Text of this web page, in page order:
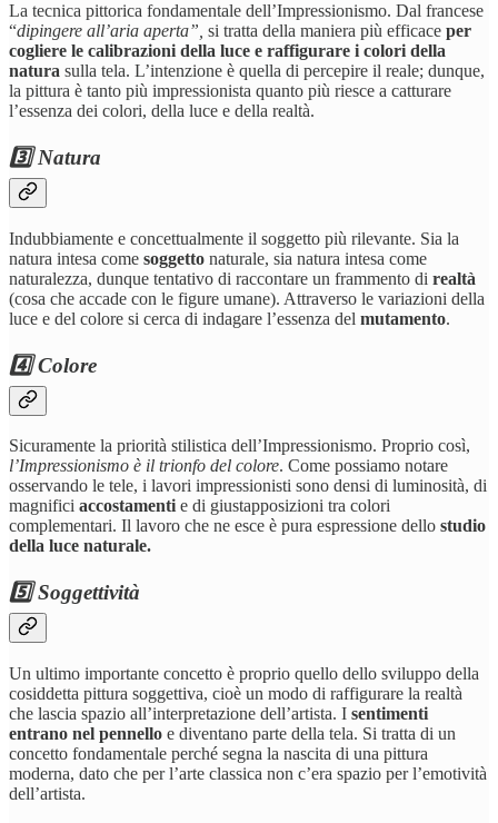
La tecnica pittorica fondamentale dell’Impressionismo. Dal francese
“dipingere all’aria aperta”, si tratta della maniera più efficace per
cogliere le calibrazioni della luce e raffigurare i colori della
natura sulla tela. L’intenzione è quella di percepire il reale; dunque,
la pittura è tanto più impressionista quanto più riesce a catturare
l’essenza dei colori, della luce e della realtà.
3️⃣ Natura
Indubbiamente e concettualmente il soggetto più rilevante. Sia la
natura intesa come soggetto naturale, sia natura intesa come
naturalezza, dunque tentativo di raccontare un frammento di realtà
(cosa che accade con le figure umane). Attraverso le variazioni della
luce e del colore si cerca di indagare l’essenza del mutamento.
4️⃣ Colore
Sicuramente la priorità stilistica dell’Impressionismo. Proprio così,
l’Impressionismo è il trionfo del colore. Come possiamo notare
osservando le tele, i lavori impressionisti sono densi di luminosità, di
magnifici accostamenti e di giustapposizioni tra colori
complementari. Il lavoro che ne esce è pura espressione dello studio
della luce naturale.
5️⃣ Soggettività
Un ultimo importante concetto è proprio quello dello sviluppo della
cosiddetta pittura soggettiva, cioè un modo di raffigurare la realtà
che lascia spazio all’interpretazione dell’artista. I sentimenti
entrano nel pennello e diventano parte della tela. Si tratta di un
concetto fondamentale perché segna la nascita di una pittura
moderna, dato che per l’arte classica non c’era spazio per l’emotività
dell’artista.